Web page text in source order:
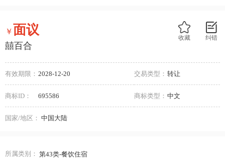
纠错
收藏
￥面议
囍百合
有效期限： 2028-12-20 交易类型： 转让
商标ID： 695586 商标类型： 中文
国家/地区： 中国大陆
所属类别： 第43类-餐饮住宿